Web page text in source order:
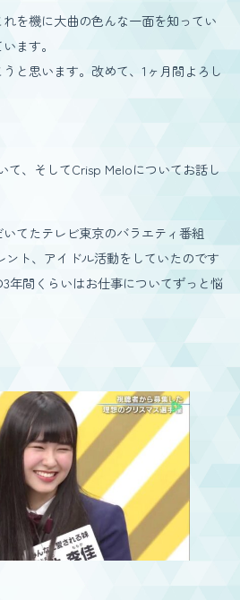
を機に大曲の色んな一面を知ってい
ます。
と思います。改めて、1ヶ月間よろし
て、そしてCrisp Meloについてお話し
てたテレビ東京のバラエティ番組
ント、アイドル活動をしていたのです
年間くらいはお仕事についてずっと悩